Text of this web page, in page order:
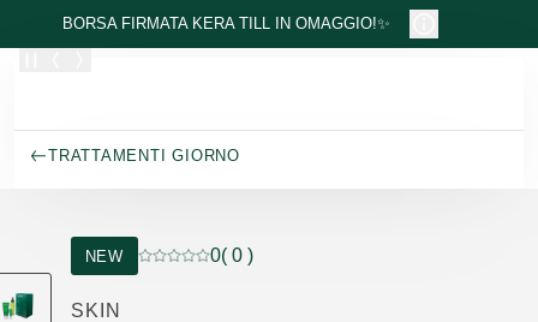
Passa al contenuto principale
BORSA FIRMATA KERA TILL IN OMAGGIO!✨
TRATTAMENTI GIORNO
NEW
Valutazione attuale: 0 su 5 stelle recensito da
0( 0 )
SKIN